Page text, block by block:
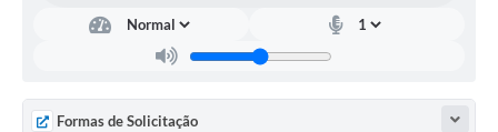
Formas de Solicitação